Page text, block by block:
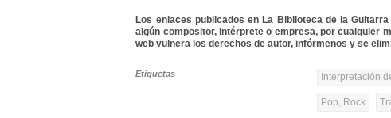
Los enlaces publicados en La Biblioteca de la
algún compositor, intérprete o empresa, por cualquier
web vulnera los derechos de autor, infórmenos y se
Etiquetas Interpretación
Pop, Rock